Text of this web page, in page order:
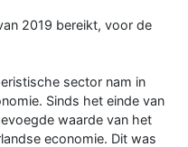
2019 bereikt, voor de
sector nam in
Sinds het einde van
waarde van het
economie. Dit was